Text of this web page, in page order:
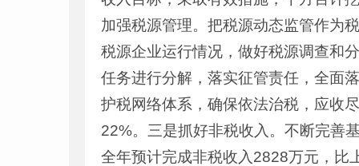
加强税源管理。把税源动态监管作为
税源企业运行情况，做好税源调查和
任务进行分解，落实征管责任，全面
护税网络体系，确保依法治税，应收
22%。三是抓好非税收入。不断完善
全年预计完成非税收入2828万元，比